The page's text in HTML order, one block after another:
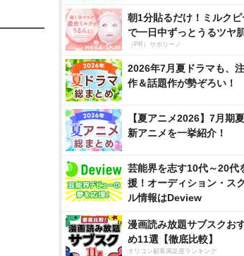
朝1分貼るだけ！ミルクピ
で一日中ずっとうるツヤ
（PR）サボリーノ
2026年7月夏ドラマも、
作＆話題作が勢ぞろい！
【夏アニメ2026】7月期
新アニメを一挙紹介！
芸能界を志す10代～20代
援！オーディション・ス
ル情報はDeview
漫画読み放題サブスクお
め11選【徹底比較】
オリコン顧客満足度ランキング